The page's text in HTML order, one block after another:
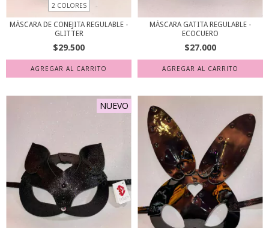
2 COLORES
MÁSCARA DE CONEJITA REGULABLE -
GLITTER
$29.500
AGREGAR AL CARRITO
MÁSCARA GATITA REGULABLE -
ECOCUERO
$27.000
NUEVO